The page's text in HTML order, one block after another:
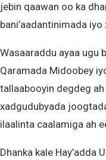
jebin qaawan oo ka
bani’aadantinimada
Wasaaraddu ayaa ugu
Qaramada Midoobey
tallaabooyin degdeg
xadgudubyada
ilaalinta caalamiga ah
Dhanka kale Hay’adda